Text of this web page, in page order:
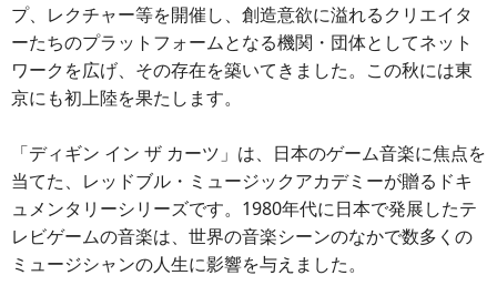
プ、レクチャー等を開催し、創造意欲に溢れるクリエイタ
ーたちのプラットフォームとなる機関・団体としてネット
ワークを広げ、その存在を築いてきました。この秋には東
京にも初上陸を果たします。
「ディギン イン ザ カーツ」は、日本のゲーム音楽に焦点を
当てた、レッドブル・ミュージックアカデミーが贈るドキ
ュメンタリーシリーズです。1980年代に日本で発展したテ
レビゲームの音楽は、世界の音楽シーンのなかで数多くの
ミュージシャンの人生に影響を与えました。